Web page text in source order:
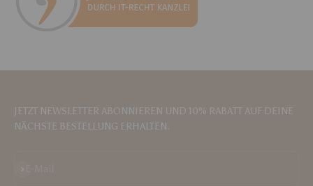
JETZT NEWSLETTER ABONNIEREN UND 10% RABATT AUF DEINE
NÄCHSTE BESTELLUNG ERHALTEN.
Abonnieren